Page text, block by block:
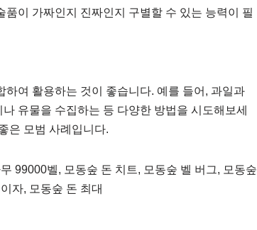
이 가짜인지 진짜인지 구별할 수 있는 능력이 필
여 활용하는 것이 좋습니다. 예를 들어, 과일과
유물을 수집하는 등 다양한 방법을 시도해보세
은 모범 사례입니다.
99000벨, 모동숲 돈 치트, 모동숲 벨 버그, 모동숲
자, 모동숲 돈 최대